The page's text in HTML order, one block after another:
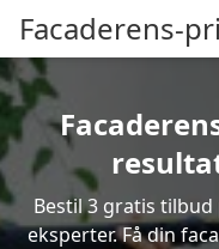
Facaderens-
Bestil 3 gratis
eksperter. Få din